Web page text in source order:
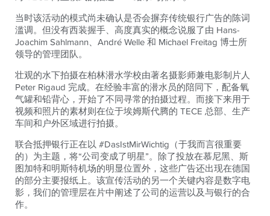
当时该活动的模式尚未确认是否会摒弃传统银行广告的陈词
滥调。但没有西装握手、高度真实的概念说服了由 Hans-
Joachim Sahlmann、André Welle 和 Michael Freitag 博士所
领导的管理团队。
壮观的水下拍摄在柏林潜水学校由著名摄影师兼电影制片人
Peter Rigaud 完成。在经验丰富的潜水员的陪同下，配备氧
气罐和铅背心，开始了不同寻常的拍摄过程。而接下来用于
视频和照片的素材则在位于埃姆斯代腾的 TECE 总部、生产
车间和户外区域进行拍摄。
联合抵押银行正在以 #DasIstMirWichtig（于我而言很重要
的）为主题，将“公司变成了明星”。除了投放在慕尼黑、斯
图加特和明斯特机场的明显位置外，这些广告还出现在德国
的部分主要报纸上。该宣传活动的另一个关键内容是数字电
影，我们的管理层在片中阐述了公司的运营以及与银行的合
作。